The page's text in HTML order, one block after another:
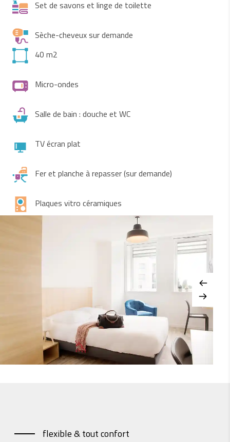
Set de savons et linge de toilette
Sèche-cheveux sur demande
40 m2
Micro-ondes
Salle de bain : douche et WC
TV écran plat
Fer et planche à repasser (sur demande)
Plaques vitro céramiques
flexible & tout confort